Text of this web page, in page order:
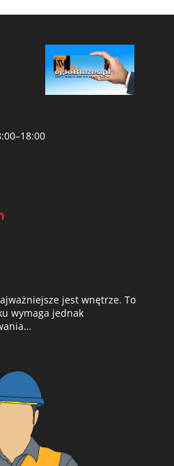
jest wnętrze. To
wymaga jednak